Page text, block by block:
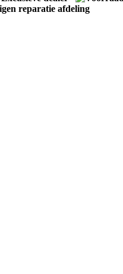
reparatie afdeling